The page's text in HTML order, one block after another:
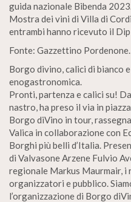
guida nazionale Bibenda
Mostra dei vini di Villa di
entrambi hanno ricevuto il
Fonte: Gazzettino Pordenone.
Borgo divino, calici di bianco
enogastronomica.
Pronti, partenza e calici su!
nastro, ha preso il via in
Borgo diVino in tour,
Valica in collaborazione con
Borghi più belli d’Italia.
di Valvasone Arzene Fulvio
regionale Markus Maurmair,
organizzatori e pubblico.
l’organizzazione di Borgo